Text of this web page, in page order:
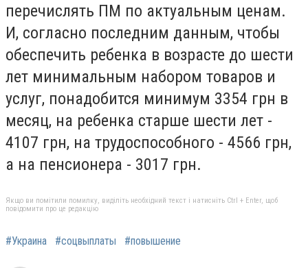
перечислять ПМ по актуальным ценам.
И, согласно последним данным, чтобы
обеспечить ребенка в возрасте до шести
лет минимальным набором товаров и
услуг, понадобится минимум 3354 грн в
месяц, на ребенка старше шести лет -
4107 грн, на трудоспособного - 4566 грн,
а на пенсионера - 3017 грн.
Якщо ви помітили помилку, виділіть необхідний текст і натисніть Ctrl + Enter, щоб
повідомити про це редакцію
#Украина #соцвыплаты #повышение